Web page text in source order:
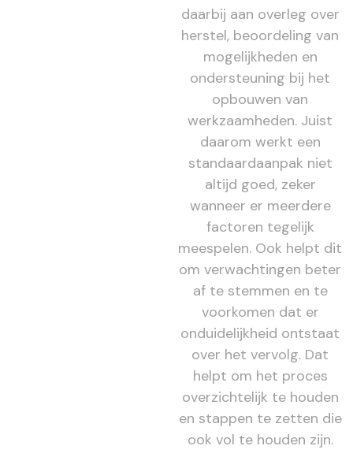
daarbij aan overleg over
herstel, beoordeling van
mogelijkheden en
ondersteuning bij het
opbouwen van
werkzaamheden. Juist
daarom werkt een
standaardaanpak niet
altijd goed, zeker
wanneer er meerdere
factoren tegelijk
meespelen. Ook helpt dit
om verwachtingen beter
af te stemmen en te
voorkomen dat er
onduidelijkheid ontstaat
over het vervolg. Dat
helpt om het proces
overzichtelijk te houden
en stappen te zetten die
ook vol te houden zijn.